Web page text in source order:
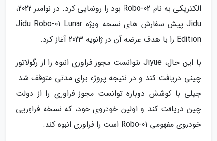
الکتریکی به نام Robo-02 بود را رونمایی کرد. در نوامبر 2022،
Jidu پیش سفارش های نسخه ویژه Jidu Robo-01 Lunar
Edition را با هدف عرضه آن در ژانویه 2023 آغاز کرد.
با این حال، Jiyue نتوانست مجوز فراوری انبوه را از رگولاتور
چینی دریافت کند و در نتیجه پروژه برای مدتی متوقف شد.
جیلی با کوشش دوباره توانست مجوز فراوری را از دولت
چین دریافت کند و اولین خودروی خود، که نسخه فراوریی
خودروی مفهومی Robo-01 است را فراوری انبوه کند.